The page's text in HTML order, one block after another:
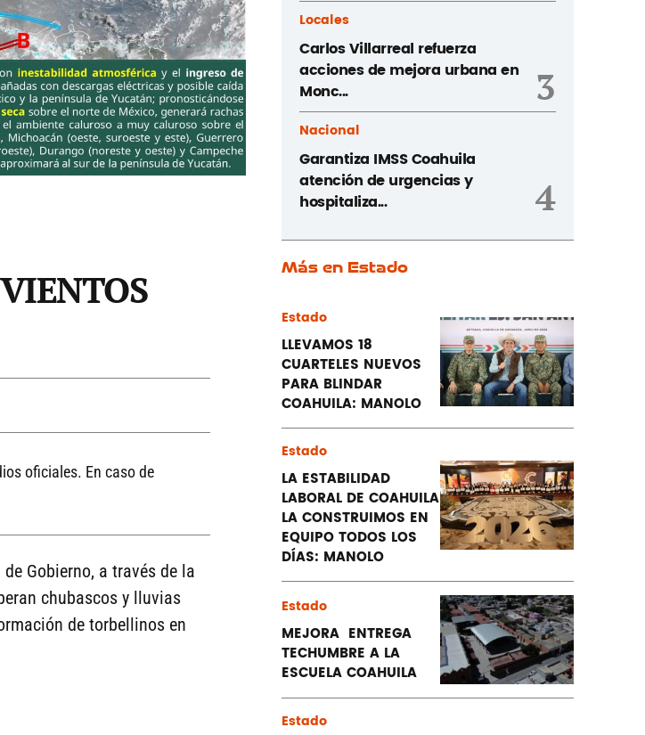
oficiales. En caso de
Gobierno, a través de la
chubascos y lluvias
de torbellinos en
Locales
Carlos Villarreal refuerza
acciones de mejora urbana en
Monc...
3
Nacional
Garantiza IMSS Coahuila
atención de urgencias y
hospitaliza...
4
Más en Estado
Estado
LLEVAMOS 18
CUARTELES NUEVOS
PARA BLINDAR
COAHUILA: MANOLO
Estado
LA ESTABILIDAD
LABORAL DE COAHUILA
LA CONSTRUIMOS EN
EQUIPO TODOS LOS
DÍAS: MANOLO
Estado
MEJORA ENTREGA
TECHUMBRE A LA
ESCUELA COAHUILA
Estado